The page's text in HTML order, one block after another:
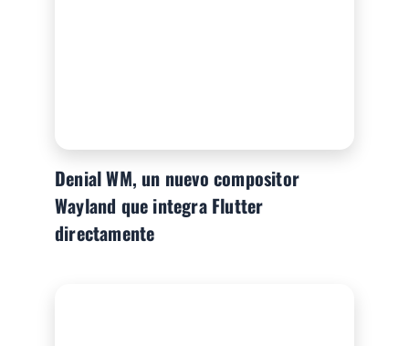
Denial WM, un nuevo compositor
Wayland que integra Flutter
directamente